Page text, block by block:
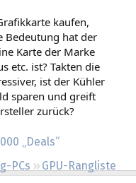
„Deals“
PCs
GPU-Rangliste
kaufen,
Bedeutung hat der
Karte der Marke
etc. ist? Takten die
ist der Kühler
sparen und greift
zurück?